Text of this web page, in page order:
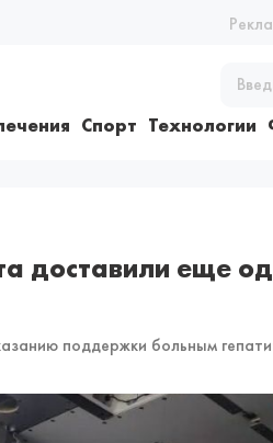
Спорт Технологии
доставили еще
поддержки больным